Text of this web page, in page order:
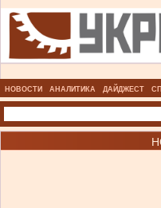
НОВОСТИ АНАЛИТИКА ДАЙДЖЕСТ